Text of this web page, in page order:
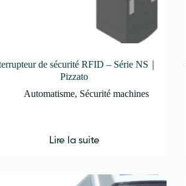
de sécurité RFID – Série NS｜
Pizzato
Automatisme, Sécurité machines
Lire la suite